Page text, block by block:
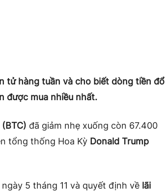
tử hàng tuần và cho biết dòng tiền đổ
được mua nhiều nhất.
đã giảm nhẹ xuống còn 67.400
tổng thống Hoa Kỳ Donald Trump
5 tháng 11 và quyết định về lãi